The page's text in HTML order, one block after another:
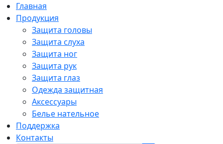
Главная
Продукция
Защита головы
Защита слуха
Защита ног
Защита рук
Защита глаз
Одежда защитная
Аксессуары
Белье нательное
Поддержка
Контакты